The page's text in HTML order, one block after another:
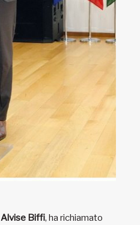
Alvise Biffi, ha richiamato